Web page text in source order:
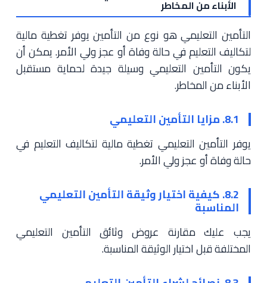
الأبناء من المخاطر
التأمين التعليمي هو نوع من التأمين يوفر تغطية مالية
لتكاليف التعليم في حالة وفاة أو عجز ولي الأمر. يمكن أن
يكون التأمين التعليمي وسيلة جيدة لحماية مستقبل
الأبناء من المخاطر.
8.1. مزايا التأمين التعليمي
يوفر التأمين التعليمي تغطية مالية لتكاليف التعليم في
حالة وفاة أو عجز ولي الأمر.
8.2. كيفية اختيار وثيقة التأمين التعليمي
المناسبة
يجب عليك مقارنة عروض وثائق التأمين التعليمي
المختلفة قبل اختيار الوثيقة المناسبة.